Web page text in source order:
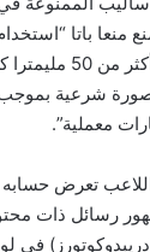
منعا باتا
السُمية بمعدل
شرعية
معملية”.
اللاعب تعرض
رسائل ذات
في